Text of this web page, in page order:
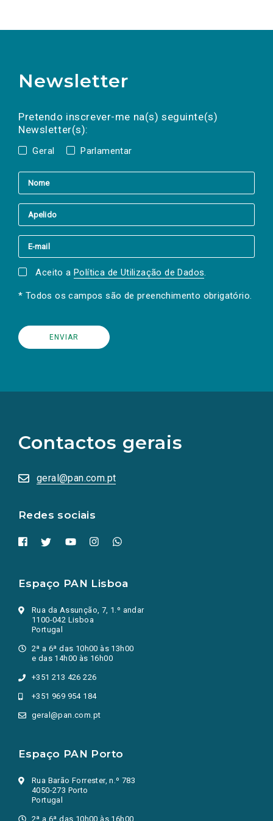
Newsletter
Pretendo inscrever-me na(s) seguinte(s)
Newsletter(s):
Geral Parlamentar
a(s) newsletter(s).
mail
Aceito a Política de Utilização de Dados.
* Todos os campos são de preenchimento obrigatório.
Contactos gerais
geral@pan.com.pt
Redes sociais
redes
sociais
numa
nova
Espaço PAN Lisboa
Rua da Assunção, 7, 1.º andar
1100-042 Lisboa
Portugal
2ª a 6ª das 10h00 às 13h00
e das 14h00 às 16h00
+351 213 426 226
+351 969 954 184
geral@pan.com.pt
Espaço PAN Porto
Rua Barão Forrester, n.º 783
4050-273 Porto
Portugal
2ª a 6ª das 10h00 às 16h00